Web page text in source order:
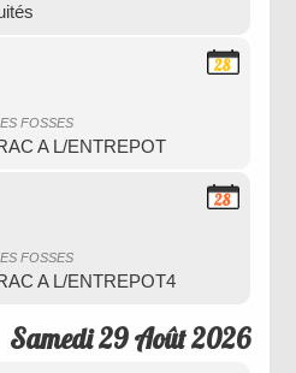
FOSSES
A L/ENTREPOT
28
FOSSES
A L/ENTREPOT4
28
Samedi 29 Août 2026